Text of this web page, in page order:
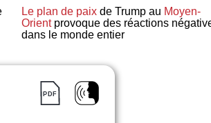
ADJUST
Le plan de paixde Trump au Moyen-
Orientprovoque des réactions
dans le monde entier